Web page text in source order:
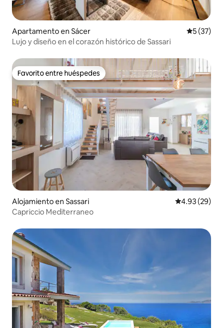
Apartamento en Sácer
5 (37)
Lujo y diseño en el corazón histórico de Sassari
Favorito entre huéspedes
Favorito entre huéspedes
Alojamiento en Sassari Calificación
4.93 (29)
Capriccio Mediterraneo